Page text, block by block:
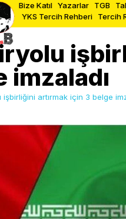
Bize Katıl Yazarlar TGB
YKS Tercih Rehberi Tercih
imzaladı
artırmak için 3 belge